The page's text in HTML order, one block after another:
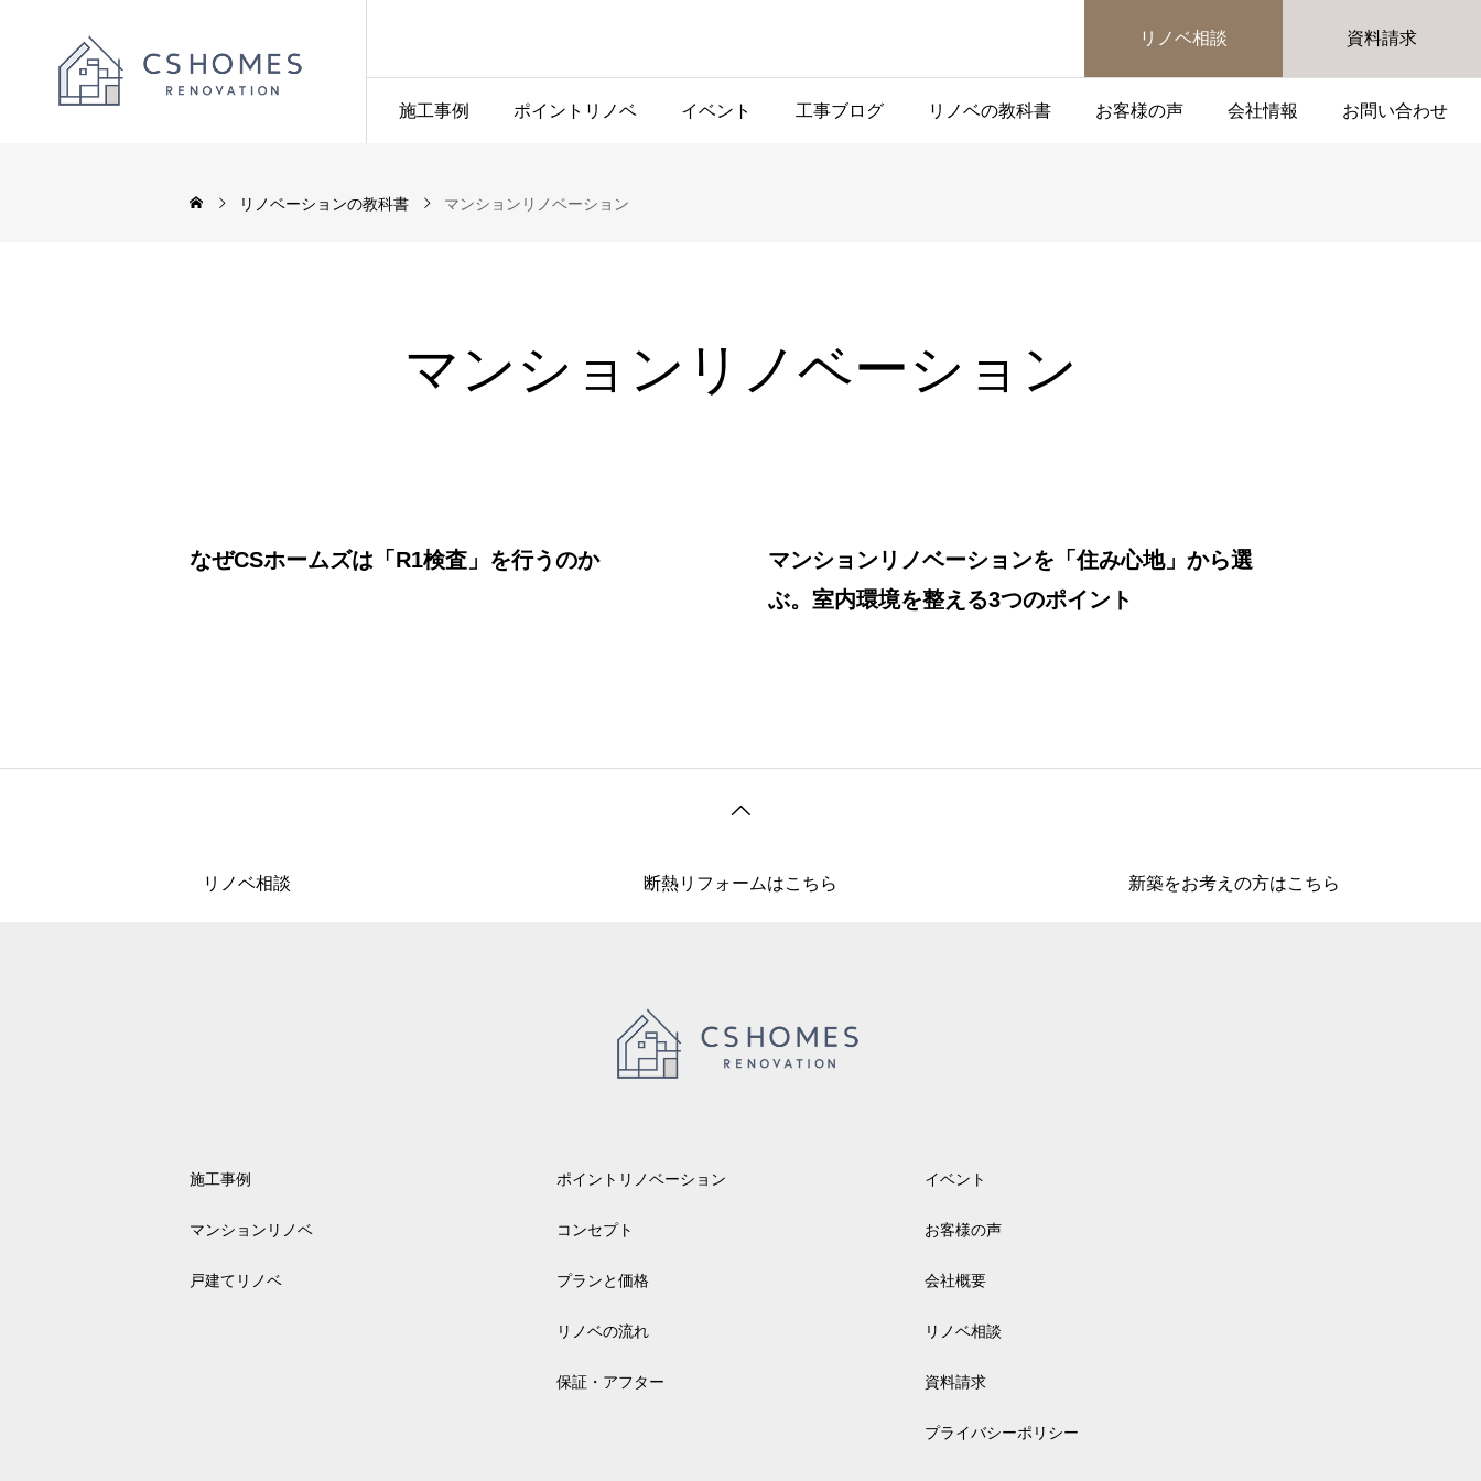
リノベ相談 資料請求
施工事例 ポイントリノベ イベント 工事ブログ リノベの教科書 お客様の声 会社情報 お問い合わせ
リノベーションの教科書 マンションリノベーション
マンションリノベーション
なぜCSホームズは「R1検査」を行うのか
マンションリノベーションを「住み心地」から選
ぶ。室内環境を整える3つのポイント
リノベ相談 断熱リフォームはこちら 新築をお考えの方はこちら
施工事例
マンションリノベ
戸建てリノベ
ポイントリノベーション
コンセプト
プランと価格
リノベの流れ
保証・アフター
イベント
お客様の声
会社概要
リノベ相談
資料請求
プライバシーポリシー